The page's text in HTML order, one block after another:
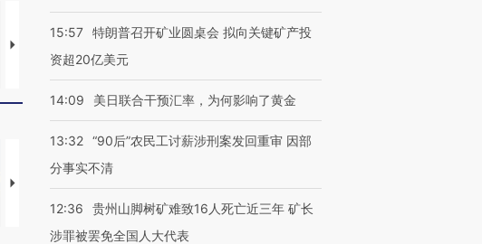
马航飞行员跨国走私7万
粒摇头丸 尿检体内含3种
育部长拱下台
飞地休达
【推广】走进第四届链博
会，让数智科技“链”接产
【特别呈现】寻找100种
有意思的生活方式·第三对
CFO：不靠规模取胜，华
住三大增长引擎是什么？
15:57 特朗普召开矿业圆桌会 拟向关键矿产投
资超20亿美元
14:09 美日联合干预汇率，为何影响了黄金
13:32 “90后”农民工讨薪涉刑案发回重审 因部
分事实不清
12:36
贵州山脚树矿难致16人死亡近三年 矿长
涉罪被罢免全国人大代表